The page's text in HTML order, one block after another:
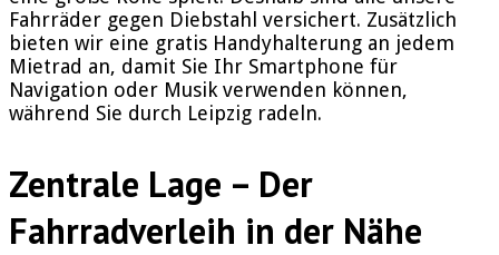
Fahrräder gegen Diebstahl versichert. Zusätzlich
bieten wir eine gratis Handyhalterung an jedem
Mietrad an, damit Sie Ihr Smartphone für
Navigation oder Musik verwenden können,
während Sie durch Leipzig radeln.
Zentrale Lage – Der
Fahrradverleih in der Nähe